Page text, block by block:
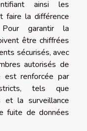
ainsi les
faire la différence
garantir la
être chiffrées
sécurisés, avec
autorisés de
est renforcée par
tels que
et la surveillance
fuite de données